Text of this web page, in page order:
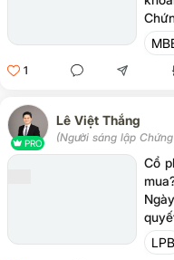
Đầu
dài,
tài
1
PRO
Lê Việt Thắng
(Người sáng lập
Cổ
tài
LPB